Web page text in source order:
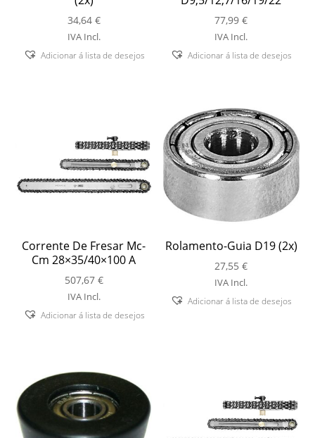
34,64 €
IVA Incl.
Adicionar á lista de desejos
77,99€
IVA Incl.
Adicionar á lista de desejos
Corrente De Fresar Mc-
Cm 28×35/40×100 A
507,67 €
IVA Incl.
Adicionar á lista de desejos
Rolamento-Guia D19 (2x)
27,55€
IVA Incl.
Adicionar á lista de desejos